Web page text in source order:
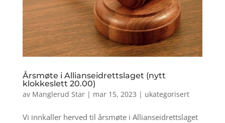
Årsmøte i Allianseidrettslaget (nytt
klokkeslett 20.00)
av Manglerud Star| mar 15, 2023 | ukategorisert
Vi innkaller herved til årsmøte i Allianseidrettslaget